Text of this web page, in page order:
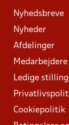
Nyhedsbreve
Nyheder
Afdelinger
Medarbejdere
Ledige
Cookiepolitik